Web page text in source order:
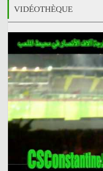
VIDÉOTHÈQUE